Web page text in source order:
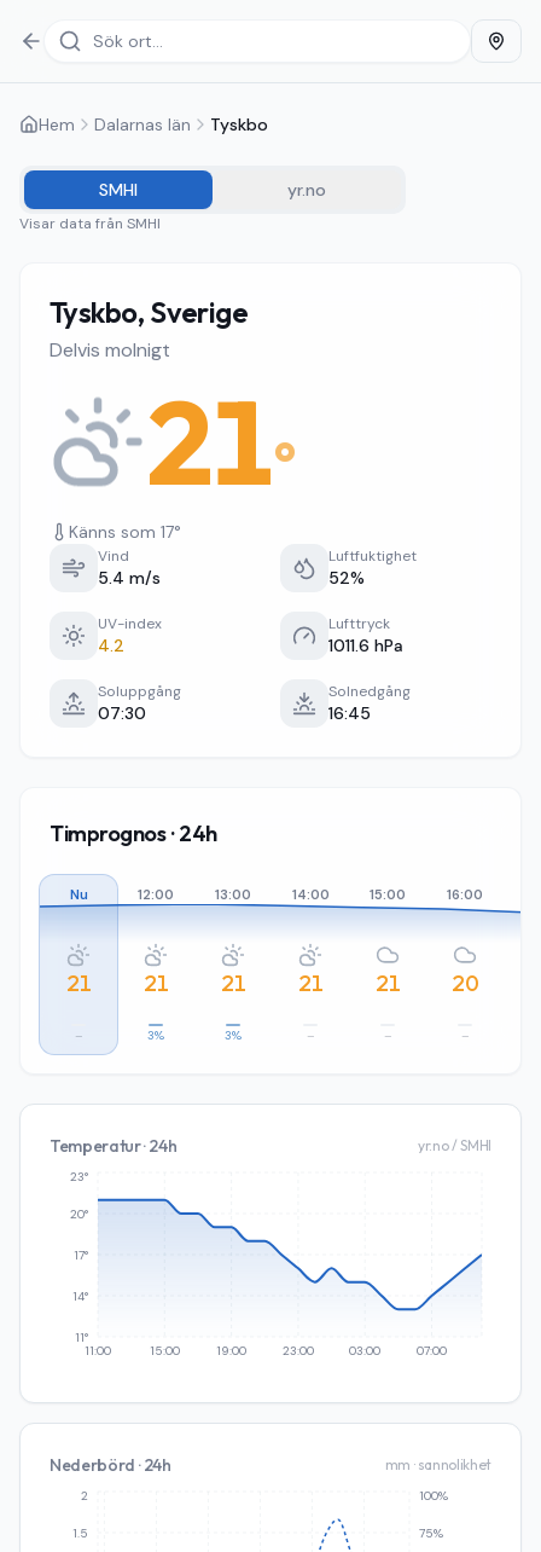
Hem Dalarnas län Tyskbo
SMHI yr.no
Visar data från SMHI
Tyskbo, Sverige
Delvis molnigt
21°
Känns som 17°
Vind
5.4 m/s
Luftfuktighet
52%
UV-index
4.2
Lufttryck
1011.6 hPa
Soluppgång
07:30
Solnedgång
16:45
Timprognos · 24h
Nu
21
–
12:00
21
3%
13:00
21
3%
14:00
21
–
15:00
21
–
16:00
20
–
Temperatur · 24h yr.no / SMHI
11:00 15:00 19:00 23:00 03:00 07:00
11°
14°
17°
20°
23°
Nederbörd · 24h mm · sannolikhet
1.5
2
75%
100%